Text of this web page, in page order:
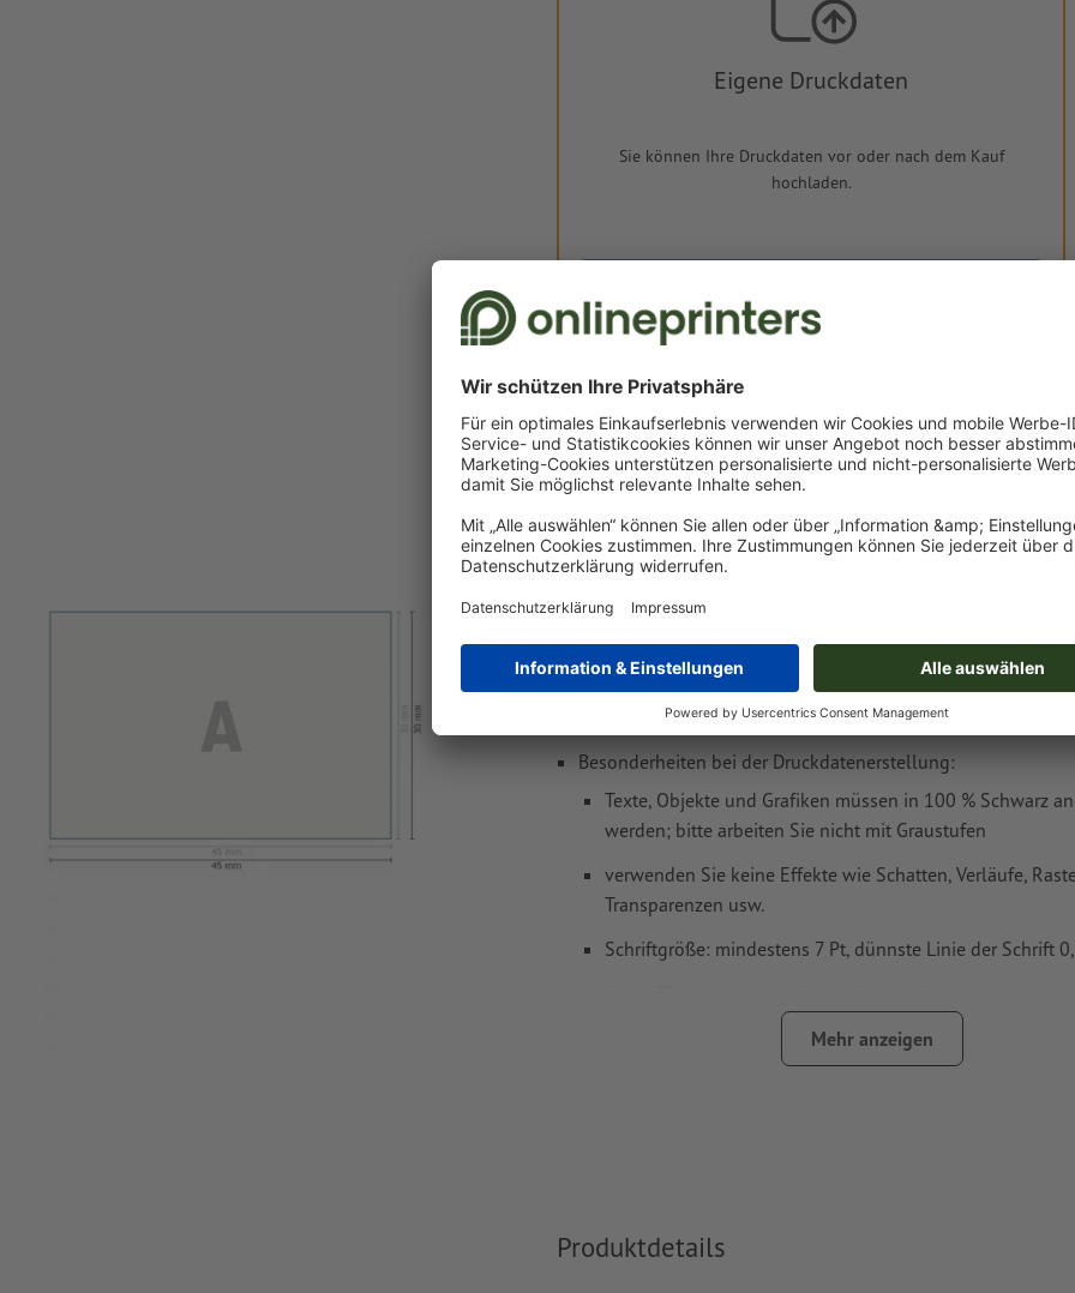
Eigene Druckdaten
Sie können Ihre Druckdaten vor oder nach dem Kauf
hochladen.
netto
€ 50,41
inkl.
€
Lieferung ca.:
Fr, 14. Aug. - Mo, 17. Aug.
Gewicht: ca.231 g
Druckdatenhinweise Colop
Green Line
Datenformat: 4,5 x 3 cm
Besonderheiten bei der Druckdatenerstellung:
Texte, Objekte und Grafiken müssen in 100 % Schwarz
werden; bitte arbeiten Sie nicht mit Graustufen
verwenden Sie keine Effekte wie Schatten, Verläufe,
Transparenzen usw.
Schriftgröße: mindestens 7 Pt, dünnste Linie der Schrift
Helvetica für einen optimalen Abdruck
Abstand Motiv zum Endformat: mindestens 1 mm
Mehr anzeigen
Produktdetails